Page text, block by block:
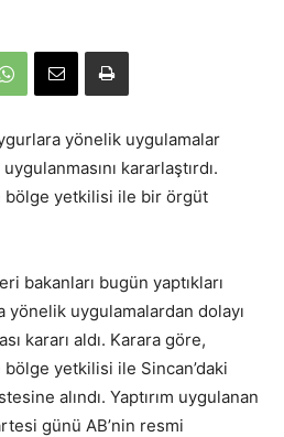
yönelik uygulamalar
kararlaştırdı.
bölge yetkilisi ile bir örgüt
bakanları bugün yaptıkları
yönelik uygulamalardan dolayı
kararı aldı. Karara göre,
yetkilisi ile Sincan’daki
alındı. Yaptırım uygulanan
günü AB’nin resmi